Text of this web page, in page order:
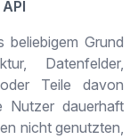
Grund
Datenfelder,
Teile davon
Nutzer dauerhaft
nicht genutzten,